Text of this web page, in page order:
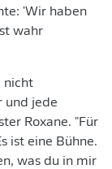
'Wir haben
wahr
nicht
und jede
Roxane. "Für
ist eine Bühne.
was du in mir